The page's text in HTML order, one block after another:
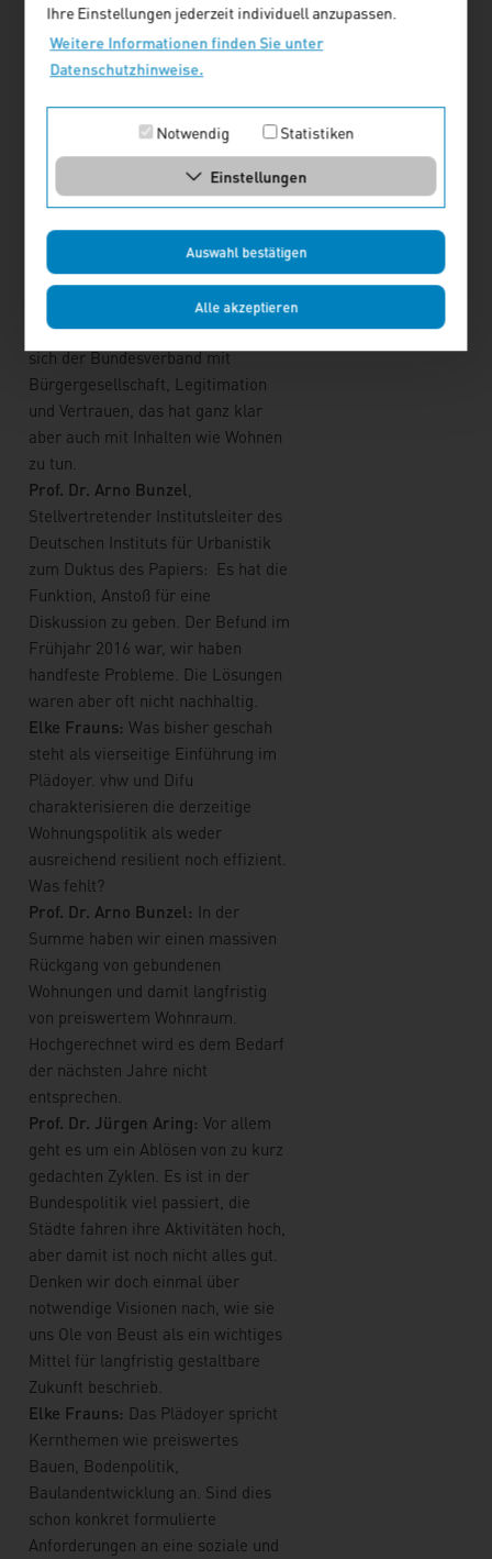
Ihre Einstellungen jederzeit individuell anzupassen.
Weitere Informationen finden Sie unter
Datenschutzhinweise.
Notwendig Statistiken
Einstellungen
Auswahl bestätigen
Alle akzeptieren
erarbeitet. Das Thema ist in der
Welt, u. a. durch verschiedene
Bündnisse für Wohnen. Warum also
Prof. Dr. Jürgen Aring
, Vorstand
vhw e. V.: Es gibt mehrere
Antworten dazu, eine davon: Die
Zeit war einfach reif! Es war uns
wichtig, von einer "Kurzatmigkeit"
wegzukommen und Wohnungspolitik
in einer längerfristigen Perspektive
anzulegen. Warum wir uns
einmischen? Seit Jahren beschäftigt
sich der Bundesverband mit
Bürgergesellschaft, Legitimation
und Vertrauen, das hat ganz klar
aber auch mit Inhalten wie Wohnen
zu tun.
Prof. Dr. Arno Bunzel,
Stellvertretender Institutsleiter des
Deutschen Instituts für Urbanistik
zum Duktus des Papiers: Es hat die
Funktion, Anstoß für eine
Diskussion zu geben. Der Befund im
Frühjahr 2016 war, wir haben
handfeste Probleme. Die Lösungen
waren aber oft nicht nachhaltig.
Elke Frauns: Was bisher geschah
steht als vierseitige Einführung im
Plädoyer. vhw und Difu
charakterisieren die derzeitige
Wohnungspolitik als weder
ausreichend resilient noch effizient.
Was fehlt?
Prof. Dr. Arno Bunzel: In der
Summe haben wir einen massiven
Rückgang von gebundenen
Wohnungen und damit langfristig
von preiswertem Wohnraum.
Hochgerechnet wird es dem Bedarf
der nächsten Jahre nicht
entsprechen.
Prof. Dr. Jürgen Aring: Vor allem
geht es um ein Ablösen von zu kurz
gedachten Zyklen. Es ist in der
Bundespolitik viel passiert, die
Städte fahren ihre Aktivitäten hoch,
aber damit ist noch nicht alles gut.
Denken wir doch einmal über
notwendige Visionen nach, wie sie
uns Ole von Beust als ein wichtiges
Mittel für langfristig gestaltbare
Zukunft beschrieb.
Elke Frauns: Das Plädoyer spricht
Kernthemen wie preiswertes
Bauen, Bodenpolitik,
Baulandentwicklung an. Sind dies
schon konkret formulierte
Anforderungen an eine soziale und